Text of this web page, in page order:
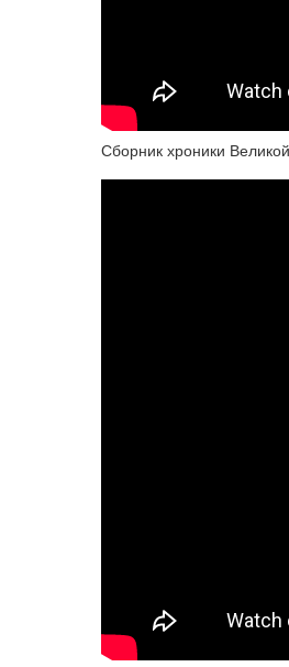
Сборник хроники